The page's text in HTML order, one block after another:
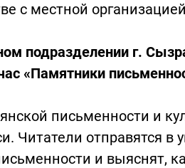
с местной
подразделении г.
«Памятники
письменности и
Читатели отправятся в
и выяснят,